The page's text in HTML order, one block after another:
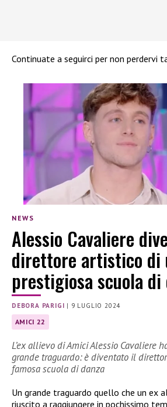
Continuate a seguirci per non perdervi
NEWS
Alessio Cavaliere
direttore artistico di
prestigiosa scuola di
DEBORA PARIGI | 9 LUGLIO 2024
AMICI 22
L’ex allievo di Amici Alessio Cavaliere
grande traguardo: è diventato il
famosa scuola di danza
Un grande traguardo quello che un ex
riuscito a raggiungere in pochissimo